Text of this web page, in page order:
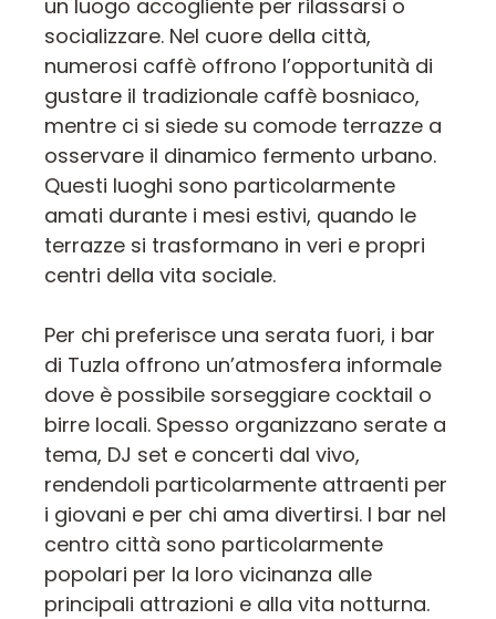
un luogo accogliente per rilassarsi o
socializzare. Nel cuore della città,
numerosi caffè offrono l’opportunità di
gustare il tradizionale caffè bosniaco,
mentre ci si siede su comode terrazze a
osservare il dinamico fermento urbano.
Questi luoghi sono particolarmente
amati durante i mesi estivi, quando le
terrazze si trasformano in veri e propri
centri della vita sociale.
Per chi preferisce una serata fuori, i bar
di Tuzla offrono un’atmosfera informale
dove è possibile sorseggiare cocktail o
birre locali. Spesso organizzano serate a
tema, DJ set e concerti dal vivo,
rendendoli particolarmente attraenti per
i giovani e per chi ama divertirsi. I bar nel
centro città sono particolarmente
popolari per la loro vicinanza alle
principali attrazioni e alla vita notturna.